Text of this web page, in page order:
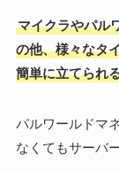
マイクラやパル
の他、様々なタ
簡単に立てられ
パルワールドマ
なくてもサーバ